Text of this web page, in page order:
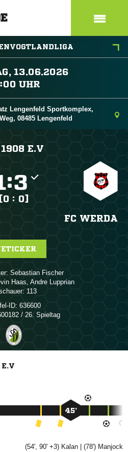


Lengenfeld Sportkomplex,
08485 Lengenfeld
E.V
:
[0 : 0]
FC WERDA
 
,  
113
ID: 636600
/ 26. Spieltag
45’
(54', 90' +3)  | (78') 